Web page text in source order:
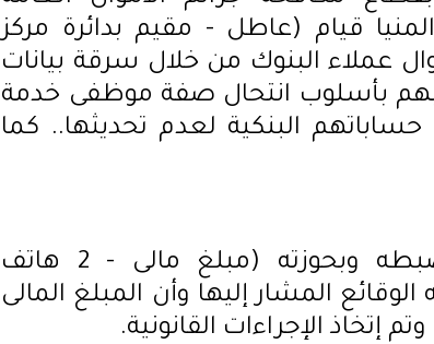
قيام (عاطل - مقيم بدائرة مركز
عملاء البنوك من خلال سرقة بيانات
بهم بأسلوب انتحال صفة موظفى خدمة
حساباتهم البنكية لعدم تحديثها.. كما
وعقب تقنين الإجراءات أمكن ضبطه وبحوزته (مبلغ مالى - 2 هاتف
المشار إليها وأن المبلغ المالى
الإجراءات القانونية.